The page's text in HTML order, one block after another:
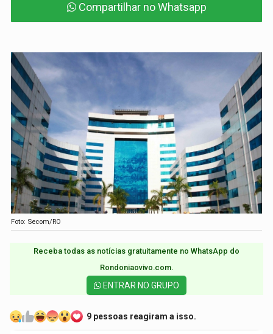
Compartilhar no Whatsapp
Foto: Secom/RO
Receba todas as notícias gratuitamente no WhatsApp do
Rondoniaovivo.com.​
ENTRAR NO GRUPO
9 pessoas reagiram a isso.